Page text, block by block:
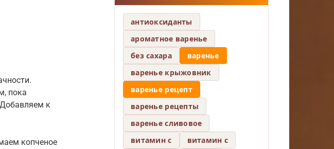
пока
к
копченое
антиоксиданты
ароматное варенье
без сахара
варенье
варенье крыжовник
варенье рецепт
варенье рецепты
варенье сливовое
витамин c
витамин с